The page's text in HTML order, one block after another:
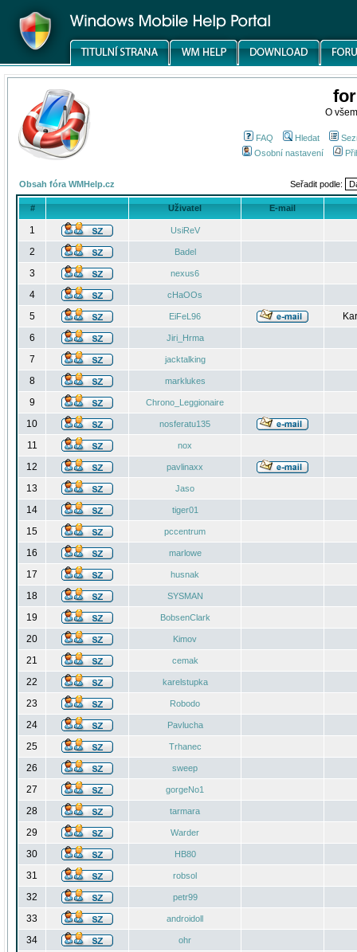
O
FAQ Hledat
Osobní nastavení
Obsah fóra WMHelp.cz Seřadit podle:
# Uživatel E-mail
1 UsiReV
2 Badel
3 nexus6
4 cHaOOs
5 EiFeL96
6
Jiri_Hrma
7 jacktalking
8 marklukes
9 Chrono_Leggionaire
10 nosferatu135
11 nox
12 pavlinaxx
13 Jaso
14 tiger01
15 pccentrum
16 marlowe
17 husnak
18 SYSMAN
19 BobsenClark
20 Kimov
21 cemak
22 karelstupka
23 Robodo
24 Pavlucha
25 Trhanec
26 sweep
27 gorgeNo1
28 tarmara
29 Warder
30 HB80
31 robsol
32 petr99
33 androidoll
34 ohr